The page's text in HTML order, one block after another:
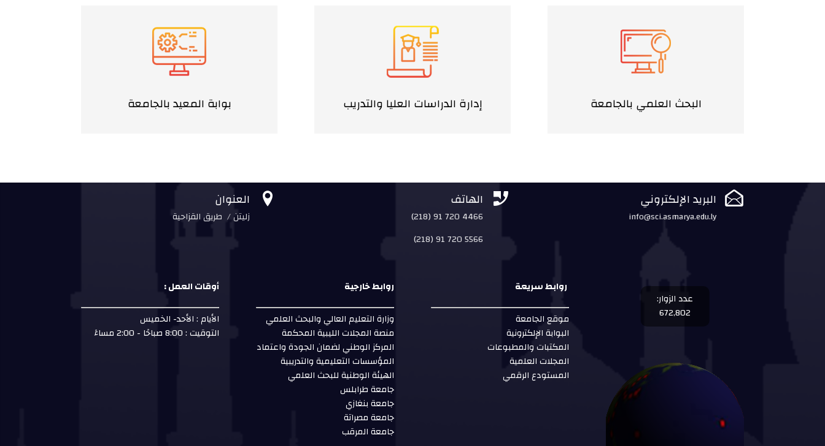
البحث العلمي بالجامعة إدارة الدراسات العليا والتدريب بوابة المعيد بالجامعة
 البريد الإلكتروني
info@sci.asmarya.edu.ly
 الهاتف
(218) 91 720 4466
(218) 91 720 5566
 العنوان
زليتن / طريق القزاحية
عدد الزوار:
672,802
روابط سريعة
موقع الجامعة
البوابة الإلكترونية
المكتبات والمطبوعات
المجلات العلمية
المستودع الرقمي
روابط خارجية
وزارة التعليم العالي والبحث العلمي
منصة المجلات الليبية المحكمة
المركز الوطني لضمان الجودة واعتماد
المؤسسات التعليمية والتدريبية
الهيئة الوطنية للبحث العلمي
جامعة طرابلس
جامعة بنغازي
جامعة مصراتة
جامعة المرقب
أوقات العمل :
الأيام : الأحد- الخميس
التوقيت : 8:00 صباحًا - 2:00 مساءً